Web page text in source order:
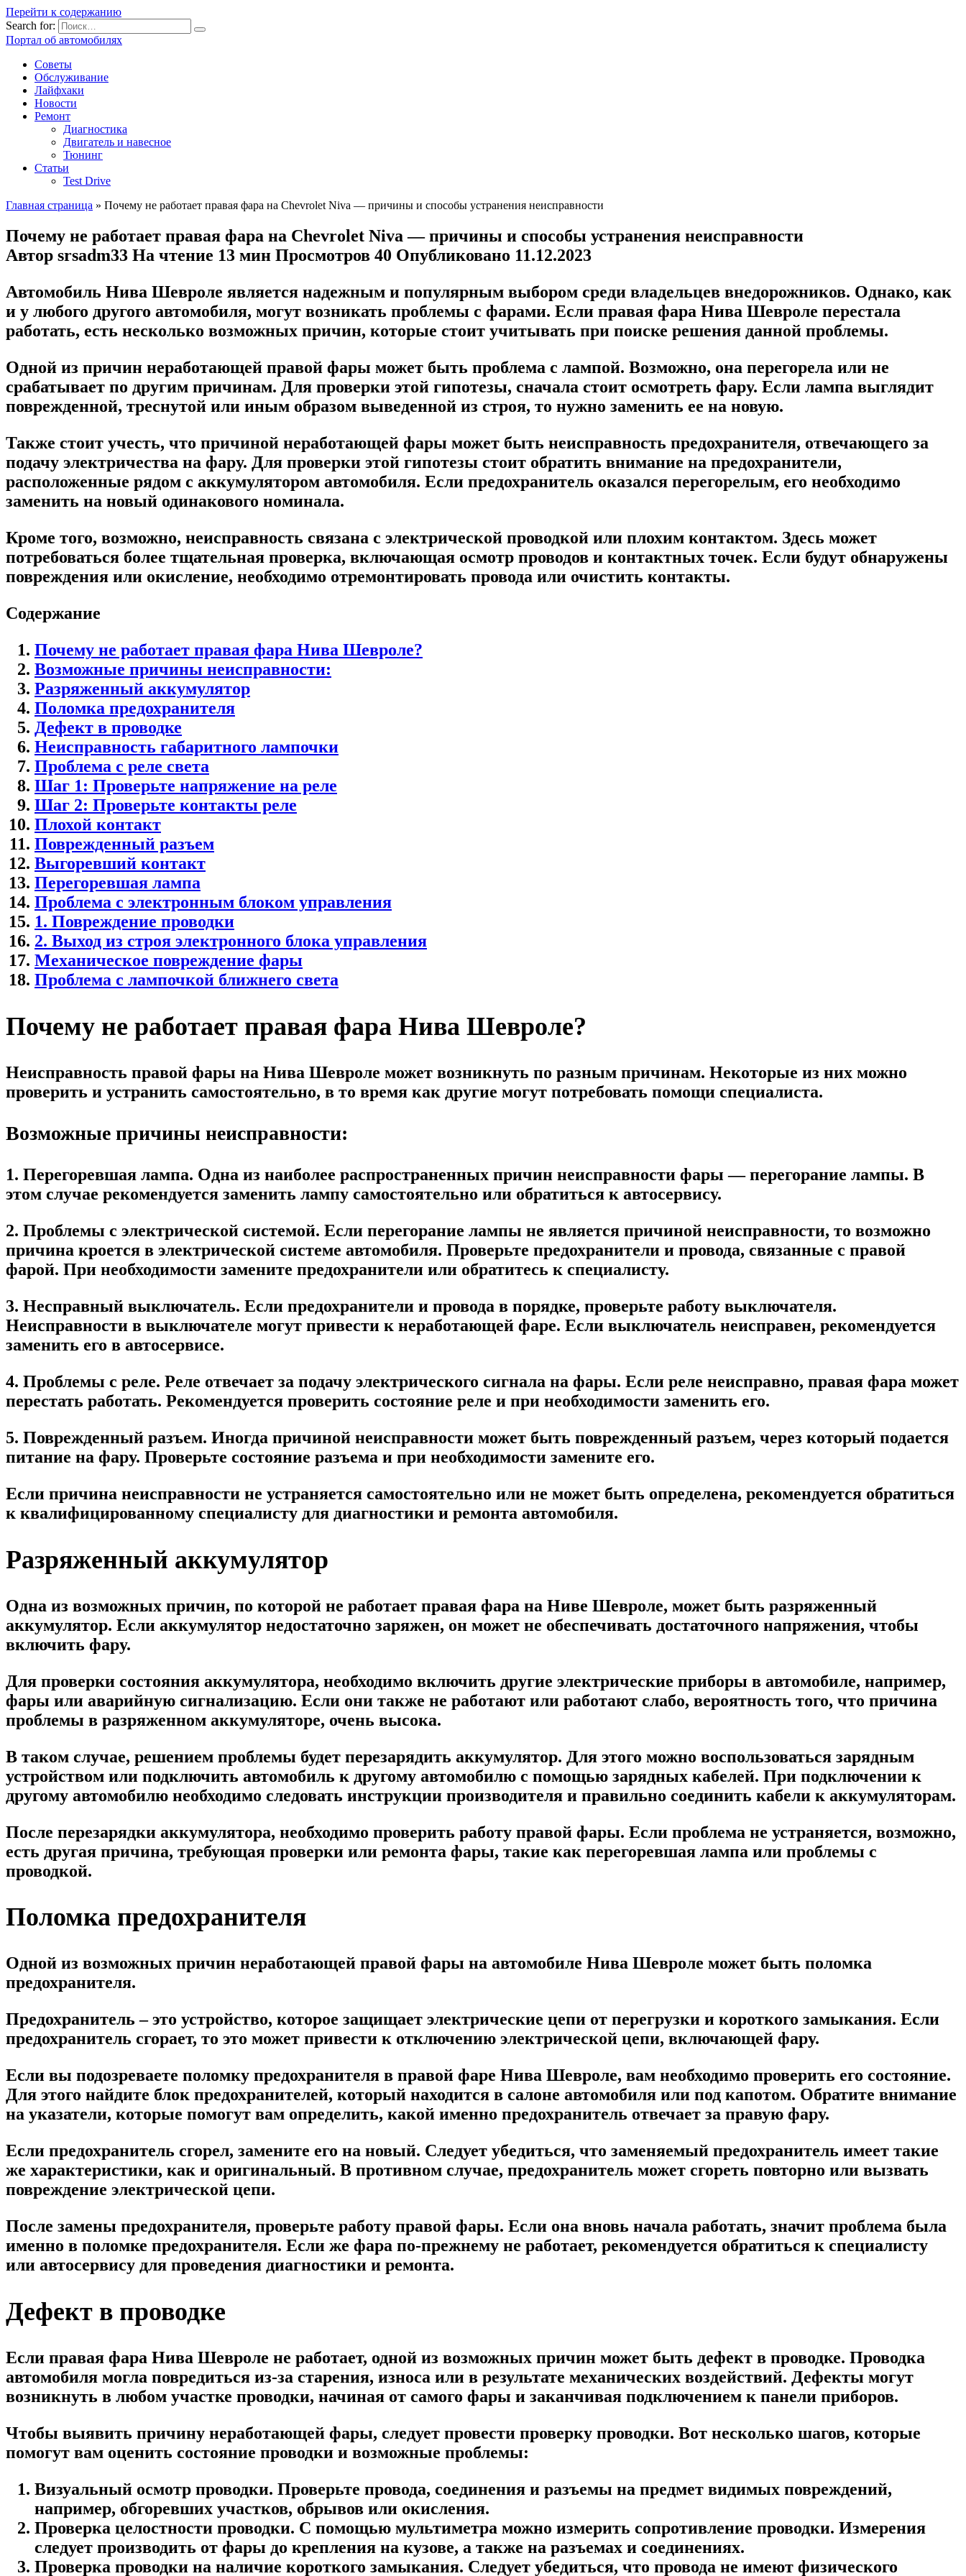
Перейти к содержанию
Search for:
Портал об автомобилях
Советы
Обслуживание
Лайфхаки
Новости
Ремонт
Диагностика
Двигатель и навесное
Тюнинг
Статьи
Test Drive
Главная страница » Почему не работает правая фара на Chevrolet Niva — причины и способы устранения неисправности
Почему не работает правая фара на Chevrolet Niva — причины и способы устранения неисправности
Автор srsadm33 На чтение 13 мин Просмотров 40 Опубликовано 11.12.2023
Автомобиль Нива Шевроле является надежным и популярным выбором среди владельцев внедорожников. Однако, как
и у любого другого автомобиля, могут возникать проблемы с фарами. Если правая фара Нива Шевроле перестала
работать, есть несколько возможных причин, которые стоит учитывать при поиске решения данной проблемы.
Одной из причин неработающей правой фары может быть проблема с лампой. Возможно, она перегорела или не
срабатывает по другим причинам. Для проверки этой гипотезы, сначала стоит осмотреть фару. Если лампа выглядит
поврежденной, треснутой или иным образом выведенной из строя, то нужно заменить ее на новую.
Также стоит учесть, что причиной неработающей фары может быть неисправность предохранителя, отвечающего за
подачу электричества на фару. Для проверки этой гипотезы стоит обратить внимание на предохранители,
расположенные рядом с аккумулятором автомобиля. Если предохранитель оказался перегорелым, его необходимо
заменить на новый одинакового номинала.
Кроме того, возможно, неисправность связана с электрической проводкой или плохим контактом. Здесь может
потребоваться более тщательная проверка, включающая осмотр проводов и контактных точек. Если будут обнаружены
повреждения или окисление, необходимо отремонтировать провода или очистить контакты.
Содержание
Почему не работает правая фара Нива Шевроле?
Возможные причины неисправности:
Разряженный аккумулятор
Поломка предохранителя
Дефект в проводке
Неисправность габаритного лампочки
Проблема с реле света
Шаг 1: Проверьте напряжение на реле
Шаг 2: Проверьте контакты реле
Плохой контакт
Поврежденный разъем
Выгоревший контакт
Перегоревшая лампа
Проблема с электронным блоком управления
1. Повреждение проводки
2. Выход из строя электронного блока управления
Механическое повреждение фары
Проблема с лампочкой ближнего света
Почему не работает правая фара Нива Шевроле?
Неисправность правой фары на Нива Шевроле может возникнуть по разным причинам. Некоторые из них можно
проверить и устранить самостоятельно, в то время как другие могут потребовать помощи специалиста.
Возможные причины неисправности:
1. Перегоревшая лампа. Одна из наиболее распространенных причин неисправности фары — перегорание лампы. В
этом случае рекомендуется заменить лампу самостоятельно или обратиться к автосервису.
2. Проблемы с электрической системой. Если перегорание лампы не является причиной неисправности, то возможно
причина кроется в электрической системе автомобиля. Проверьте предохранители и провода, связанные с правой
фарой. При необходимости замените предохранители или обратитесь к специалисту.
3. Несправный выключатель. Если предохранители и провода в порядке, проверьте работу выключателя.
Неисправности в выключателе могут привести к неработающей фаре. Если выключатель неисправен, рекомендуется
заменить его в автосервисе.
4. Проблемы с реле. Реле отвечает за подачу электрического сигнала на фары. Если реле неисправно, правая фара может
перестать работать. Рекомендуется проверить состояние реле и при необходимости заменить его.
5. Поврежденный разъем. Иногда причиной неисправности может быть поврежденный разъем, через который подается
питание на фару. Проверьте состояние разъема и при необходимости замените его.
Если причина неисправности не устраняется самостоятельно или не может быть определена, рекомендуется обратиться
к квалифицированному специалисту для диагностики и ремонта автомобиля.
Разряженный аккумулятор
Одна из возможных причин, по которой не работает правая фара на Ниве Шевроле, может быть разряженный
аккумулятор. Если аккумулятор недостаточно заряжен, он может не обеспечивать достаточного напряжения, чтобы
включить фару.
Для проверки состояния аккумулятора, необходимо включить другие электрические приборы в автомобиле, например,
фары или аварийную сигнализацию. Если они также не работают или работают слабо, вероятность того, что причина
проблемы в разряженном аккумуляторе, очень высока.
В таком случае, решением проблемы будет перезарядить аккумулятор. Для этого можно воспользоваться зарядным
устройством или подключить автомобиль к другому автомобилю с помощью зарядных кабелей. При подключении к
другому автомобилю необходимо следовать инструкции производителя и правильно соединить кабели к аккумуляторам.
После перезарядки аккумулятора, необходимо проверить работу правой фары. Если проблема не устраняется, возможно,
есть другая причина, требующая проверки или ремонта фары, такие как перегоревшая лампа или проблемы с
проводкой.
Поломка предохранителя
Одной из возможных причин неработающей правой фары на автомобиле Нива Шевроле может быть поломка
предохранителя.
Предохранитель – это устройство, которое защищает электрические цепи от перегрузки и короткого замыкания. Если
предохранитель сгорает, то это может привести к отключению электрической цепи, включающей фару.
Если вы подозреваете поломку предохранителя в правой фаре Нива Шевроле, вам необходимо проверить его состояние.
Для этого найдите блок предохранителей, который находится в салоне автомобиля или под капотом. Обратите внимание
на указатели, которые помогут вам определить, какой именно предохранитель отвечает за правую фару.
Если предохранитель сгорел, замените его на новый. Следует убедиться, что заменяемый предохранитель имеет такие
же характеристики, как и оригинальный. В противном случае, предохранитель может сгореть повторно или вызвать
повреждение электрической цепи.
После замены предохранителя, проверьте работу правой фары. Если она вновь начала работать, значит проблема была
именно в поломке предохранителя. Если же фара по-прежнему не работает, рекомендуется обратиться к специалисту
или автосервису для проведения диагностики и ремонта.
Дефект в проводке
Если правая фара Нива Шевроле не работает, одной из возможных причин может быть дефект в проводке. Проводка
автомобиля могла повредиться из-за старения, износа или в результате механических воздействий. Дефекты могут
возникнуть в любом участке проводки, начиная от самого фары и заканчивая подключением к панели приборов.
Чтобы выявить причину неработающей фары, следует провести проверку проводки. Вот несколько шагов, которые
помогут вам оценить состояние проводки и возможные проблемы:
Визуальный осмотр проводки. Проверьте провода, соединения и разъемы на предмет видимых повреждений,
например, обгоревших участков, обрывов или окисления.
Проверка целостности проводки. С помощью мультиметра можно измерить сопротивление проводки. Измерения
следует производить от фары до крепления на кузове, а также на разъемах и соединениях.
Проверка проводки на наличие короткого замыкания. Следует убедиться, что провода не имеют физического